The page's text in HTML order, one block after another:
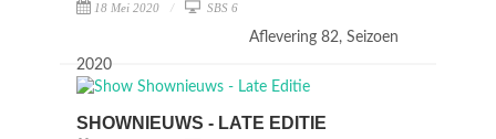
18 Mei 2020 SBS 6
Aflevering 82, Seizoen
2020
SHOWNIEUWS - LATE EDITIE